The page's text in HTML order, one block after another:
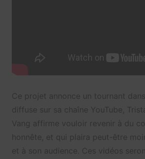
Ce projet annonce un tournant dans
diffuse sur sa chaîne YouTube,
Vang affirme vouloir revenir à du
honnête, et qui plaira peut-être
et à son audience. Ces vidéos